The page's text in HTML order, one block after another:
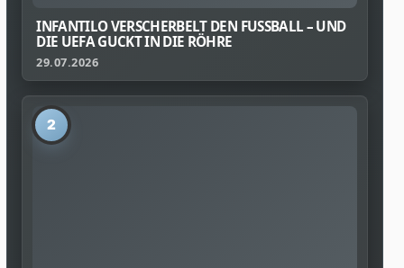
INFANTILO VERSCHERBELT DEN FUSSBALL – UND D
IE UEFA GUCKT IN DIE RÖHRE
29.07.2026
2